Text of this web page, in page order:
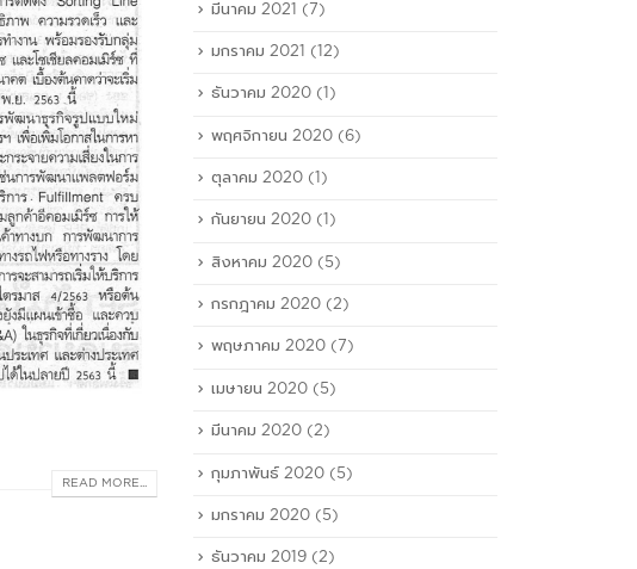
READ MORE...
มีนาคม 2021 (7)
มกราคม 2021 (12)
ธันวาคม 2020 (1)
พฤศจิกายน 2020 (6)
ตุลาคม 2020 (1)
กันยายน 2020 (1)
สิงหาคม 2020 (5)
กรกฎาคม 2020 (2)
พฤษภาคม 2020 (7)
เมษายน 2020 (5)
มีนาคม 2020 (2)
กุมภาพันธ์ 2020 (5)
มกราคม 2020 (5)
ธันวาคม 2019 (2)